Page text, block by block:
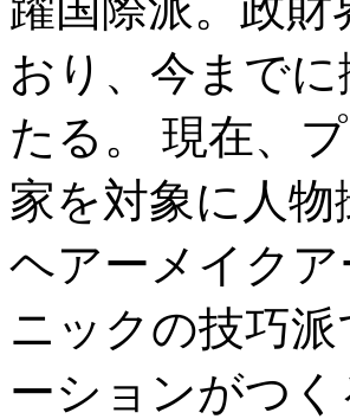
おり、今まで
たる。 現在、
家を対象に人
ヘアーメイク
ニックの技巧
ーションがつ